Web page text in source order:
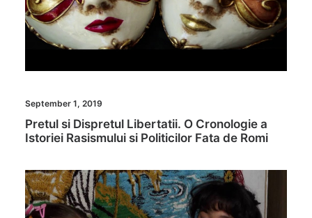
September 1, 2019
Pretul si Dispretul Libertatii. O Cronologie a
Istoriei Rasismului si Politicilor Fata de Romi